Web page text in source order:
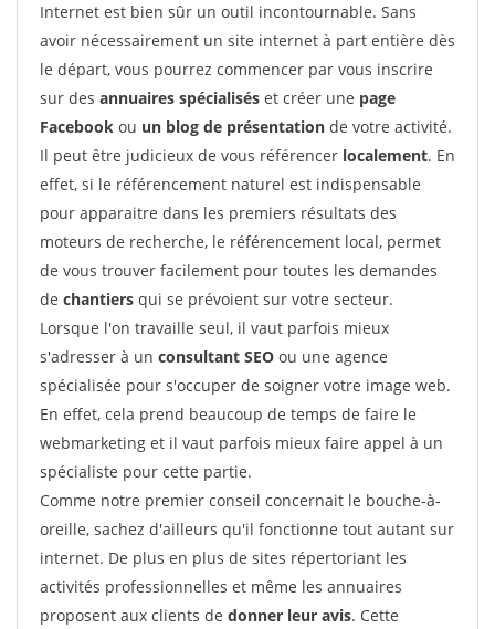
Internet est bien sûr un outil incontournable. Sans
avoir nécessairement un site internet à part entière dès
le départ, vous pourrez commencer par vous inscrire
sur des annuaires spécialisés et créer une page
Facebook ou un blog de présentation de votre activité.
Il peut être judicieux de vous référencer localement. En
effet, si le référencement naturel est indispensable
pour apparaitre dans les premiers résultats des
moteurs de recherche, le référencement local, permet
de vous trouver facilement pour toutes les demandes
de chantiers qui se prévoient sur votre secteur.
Lorsque l'on travaille seul, il vaut parfois mieux
s'adresser à un consultant SEO ou une agence
spécialisée pour s'occuper de soigner votre image web.
En effet, cela prend beaucoup de temps de faire le
webmarketing et il vaut parfois mieux faire appel à un
spécialiste pour cette partie.
Comme notre premier conseil concernait le bouche-à-
oreille, sachez d'ailleurs qu'il fonctionne tout autant sur
internet. De plus en plus de sites répertoriant les
activités professionnelles et même les annuaires
proposent aux clients de donner leur avis. Cette